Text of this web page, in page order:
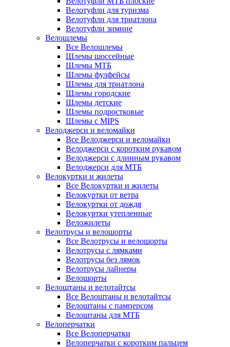
Велотуфли для туризма
Велотуфли для триатлона
Велотуфли зимние
Велошлемы
Все Велошлемы
Шлемы шоссейные
Шлемы МТБ
Шлемы фулфейсы
Шлемы для триатлона
Шлемы городские
Шлемы детские
Шлемы подростковые
Шлемы с MIPS
Велоджерси и веломайки
Все Велоджерси и веломайки
Велоджерси с коротким рукавом
Велоджерси с длинным рукавом
Велоджерси для МТБ
Велокуртки и жилеты
Все Велокуртки и жилеты
Велокуртки от ветра
Велокуртки от дождя
Велокуртки утепленные
Веложилеты
Велотрусы и велошорты
Все Велотрусы и велошорты
Велотрусы с лямками
Велотрусы без лямок
Велотрусы лайнеры
Велошорты
Велоштаны и велотайтсы
Все Велоштаны и велотайтсы
Велоштаны с памперсом
Велоштаны для МТБ
Велоперчатки
Все Велоперчатки
Велоперчатки с коротким пальцем